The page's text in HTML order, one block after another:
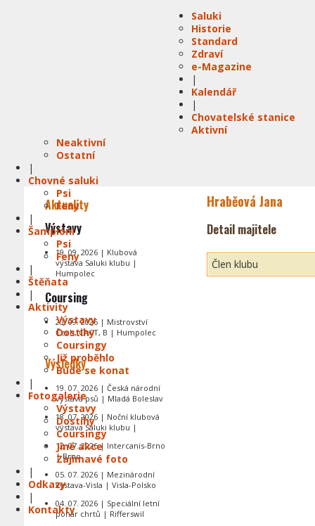
Saluki
Historie
Standard
Zdraví
e-Magazine
|
Kalendář
|
Chovatelské stanice
Aktivní
Neaktivní
Ostatní
|
Chovné saluki
Psi
Feny
|
Šampióni
Psi
Feny
|
Štěňata
|
Aktivity
Výstavy
Dostihy
Coursingy
Již proběhlo
Bude se konat
|
Fotogalerie
Výstavy
Dostihy
Coursingy
Jiné akce
Zajímavé foto
|
Odkazy
|
Kontakty
Hraběová Jana
Detail majitele
Člen klubu
Aktuality
Výstavy
19. 09. 2026 | Klubová
výstava Saluki klubu |
Humpolec
Coursing
20. 09. 2026 | Mistrovství
Čech, CACT, B | Humpolec
Výsledky
19. 07. 2026 | Česká národní
výstava psů | Mladá Boleslav
18. 07. 2026 | Noční klubová
výstava Saluki klubu |
12. 07. 2026 | Intercanis-Brno
| Brno
05. 07. 2026 | Mezinárodní
výstava-Visla | Visla-Polsko
04. 07. 2026 | Speciální letní
pohár chrtů | Rifferswil